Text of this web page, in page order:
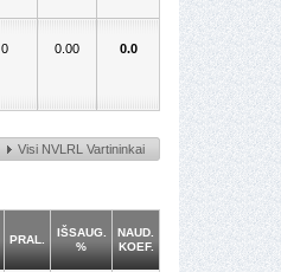
0 0.00 0.0
Visi NVLRL Vartininkai
PRAL.
IŠSAUG.
%
NAUD.
KOEF.